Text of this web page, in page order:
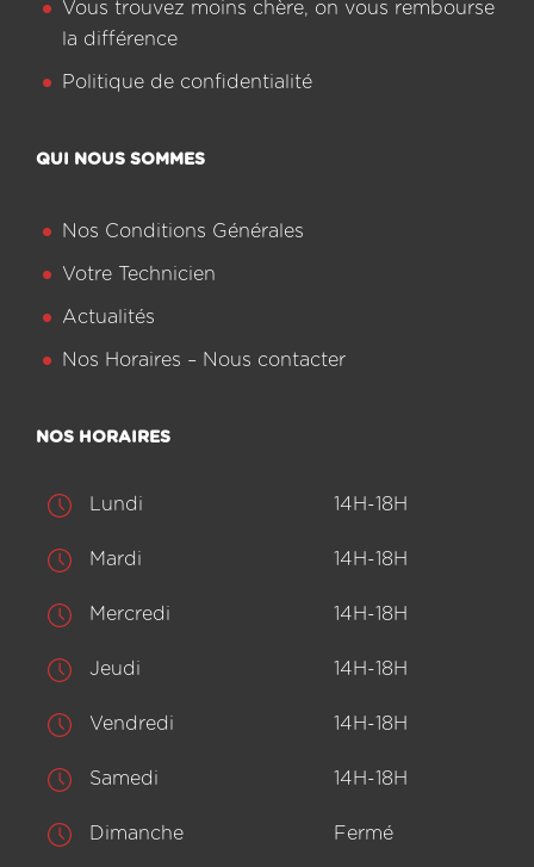
Vous trouvez moins chère, on vous rembourse
la différence
Politique de confidentialité
QUI NOUS SOMMES
Nos Conditions Générales
Votre Technicien
Actualités
Nos Horaires – Nous contacter
NOS HORAIRES
Lundi 14H-18H
Mardi 14H-18H
Mercredi 14H-18H
Jeudi 14H-18H
Vendredi 14H-18H
Samedi 14H-18H
Dimanche Fermé